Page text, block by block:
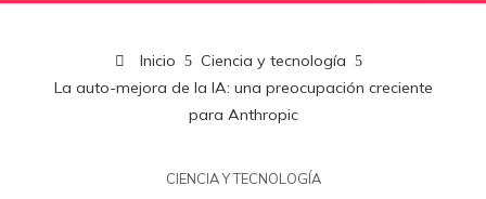
Inicio
Ciencia y tecnología
La auto-mejora de la IA: una preocupación creciente
para Anthropic
CIENCIA Y TECNOLOGÍA